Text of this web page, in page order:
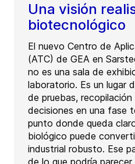
Una visión
biotecnológico
El nuevo Centro de
(ATC) de GEA en
no es una sala de
laboratorio. Es un lugar
de pruebas,
decisiones en una fase
punto donde queda
biológico puede
industrial robusto. Ese